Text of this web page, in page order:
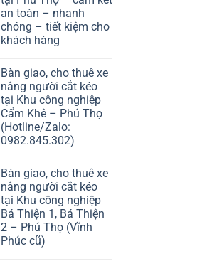
an toàn – nhanh
chóng – tiết kiệm cho
khách hàng
Bàn giao, cho thuê xe
nâng người cắt kéo
tại Khu công nghiệp
Cẩm Khê – Phú Thọ
(Hotline/Zalo:
0982.845.302)
Bàn giao, cho thuê xe
nâng người cắt kéo
tại Khu công nghiệp
Bá Thiện 1, Bá Thiện
2 – Phú Thọ (Vĩnh
Phúc cũ)